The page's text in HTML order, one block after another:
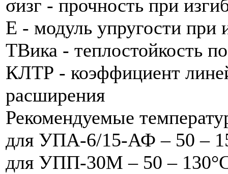
σизг - прочность при
Е - модуль упругости при
ТВика - теплостойкость
КЛТР - коэффициент
расширения
Рекомендуемые
для УПА-6/15-АФ – 50 –
для УПП-30М – 50 –